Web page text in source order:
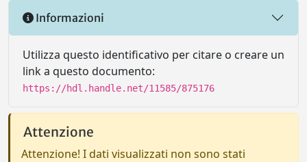
Informazioni
Utilizza questo identificativo per citare o creare un
link a questo documento:
https://hdl.handle.net/11585/875176
Attenzione
Attenzione! I dati visualizzati non sono stati